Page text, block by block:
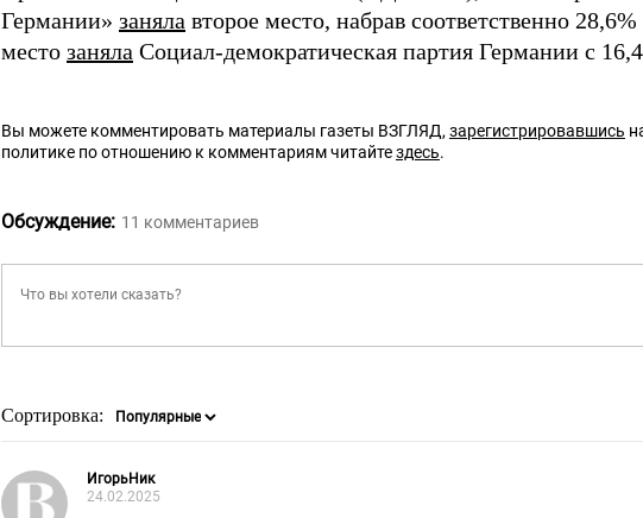
Германии» заняла второе место, набрав соответственно
место заняла Социал-демократическая партия Германии с
Вы можете комментировать материалы газеты ВЗГЛЯД,зарегистрировавшись
политике по отношению к комментариям читайтездесь.
Обсуждение: 11 комментариев
Сортировка:
ИгорьНик
24.02.2025